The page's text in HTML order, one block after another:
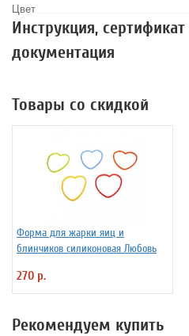
Цвет
Инструкция,
документация
Товары со скидкой
Форма для жарки яиц и
блинчиков силиконовая Любовь
270 р.
Рекомендуем купить